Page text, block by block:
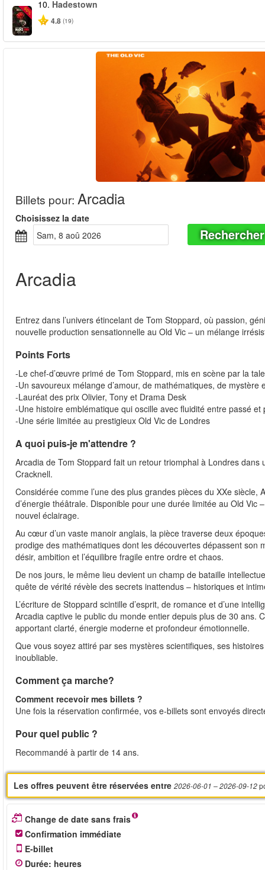
-50%
10. Hadestown
4.8 (19)
Billets pour: Arcadia
Choisissez la date
sam, 8 aoû 2026
Rechercher
Arcadia
Entrez dans l’univers étincelant de Tom Stoppard, où passion,
nouvelle production sensationnelle au Old Vic – un mélange
Points Forts
-Le chef-d’œuvre primé de Tom Stoppard, mis en scène par la
-Un savoureux mélange d’amour, de mathématiques, de mystère
-Lauréat des prix Olivier, Tony et Drama Desk
-Une histoire emblématique qui oscille avec fluidité entre passé et
-Une série limitée au prestigieux Old Vic de Londres
A quoi puis-je m'attendre ?
Arcadia de Tom Stoppard fait un retour triomphal à Londres
Cracknell.
Considérée comme l’une des plus grandes pièces du XXe siècle,
d’énergie théâtrale. Disponible pour une durée limitée au Old
nouvel éclairage.
Au cœur d’un vaste manoir anglais, la pièce traverse deux
prodige des mathématiques dont les découvertes dépassent son
désir, ambition et l’équilibre fragile entre ordre et chaos.
De nos jours, le même lieu devient un champ de bataille
quête de vérité révèle des secrets inattendus – historiques et
L’écriture de Stoppard scintille d’esprit, de romance et d’une
Arcadia captive le public du monde entier depuis plus de 30
apportant clarté, énergie moderne et profondeur émotionnelle.
Que vous soyez attiré par ses mystères scientifiques, ses
inoubliable.
Comment ça marche?
Comment recevoir mes billets ?
Une fois la réservation confirmée, vos e-billets sont envoyés
Pour quel public ?
Recommandé à partir de 14 ans.
Les offres peuvent être réservées entre 2026-06-01 – 2026-09-12
Change de date sans frais
Confirmation immédiate
E-billet
Durée: heures